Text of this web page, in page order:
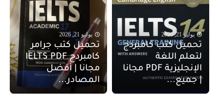
يوليو 21, 2026
تحميل كتب كامبردج
لتعلم اللغة
الإنجليزية PDF مجانا
| جميع...
يوليو 21, 2026
تحميل كتب جرامر
كامبردج IELTS PDF
مجانا | أفضل
المصادر...